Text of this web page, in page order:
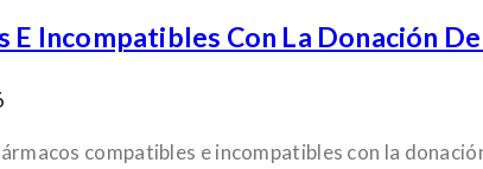
Incompatibles Con La Donación
compatibles e incompatibles con la